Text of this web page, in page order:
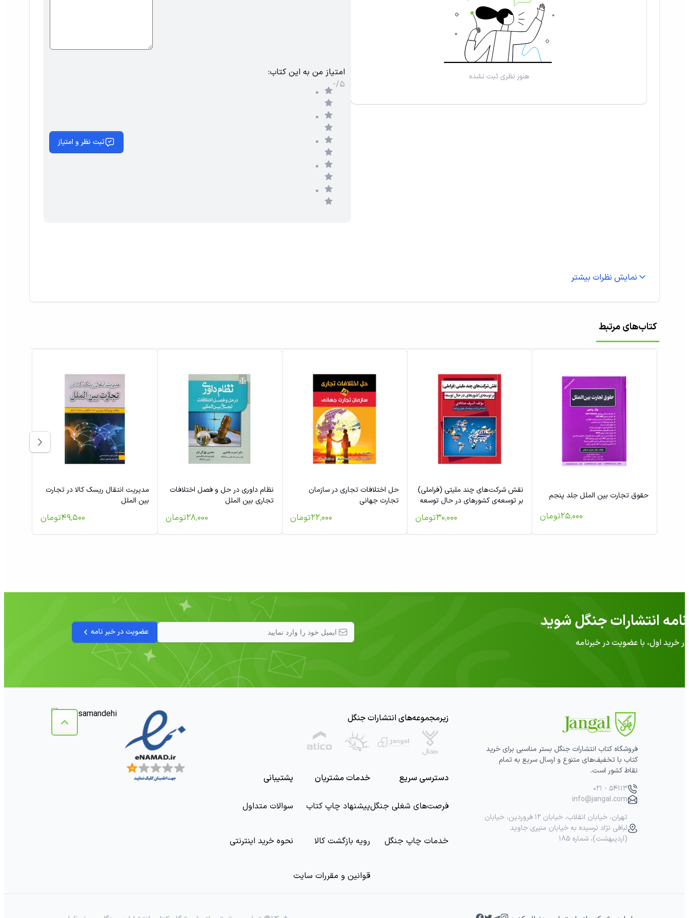
:امتیاز من به این کتاب
-/۵
ثبت نظر و امتیاز
نمایش نظرات بیشتر
کتاب‌های مرتبط
حقوق تجارت بین الملل جلد پنجم
۲۵٬۰۰۰تومان
نقش شرکت‌های چند ملیتی (فراملی)
بر توسعه‌ی کشورهای در حال توسعه
۳۰٬۰۰۰تومان
حل اختلافات تجاری در سازمان
تجارت جهانی
۲۲٬۰۰۰تومان
نظام داوری در حل و فصل اختلافات
تجاری بین الملل
۲۸٬۰۰۰تومان
مدیریت انتقال ریسک کالا در تجارت
بین الملل
۴۹٬۵۰۰تومان
عضویت در خبر نامه انتشارات جنگل شوید
زیرمجموعه‌های انتشارات جنگل
دسترسی سریع
فرصت‌های شغلی جنگل
خدمات چاپ جنگل
خدمات مشتریان
پیشنهاد چاپ کتاب
رویه بازگشت کالا
قوانین و مقررات سایت
پشتیبانی
سوالات متداول
نحوه خرید اینترنتی
فروشگاه کتاب انتشارات جنگل بستر مناسبی برای خرید
کتاب با تخفیف‌های متنوع و ارسال سریع به تمام
نقاط کشور است.
۰۲۱ - ۵۴۱۱۳
info@jangal.com
تهران، خیابان انقلاب، خیابان ۱۲ فروردین، خیابان
لبافی نژاد نرسیده به خیابان منیری جاوید
(اردیبهشت)، شماره ۱۸۵